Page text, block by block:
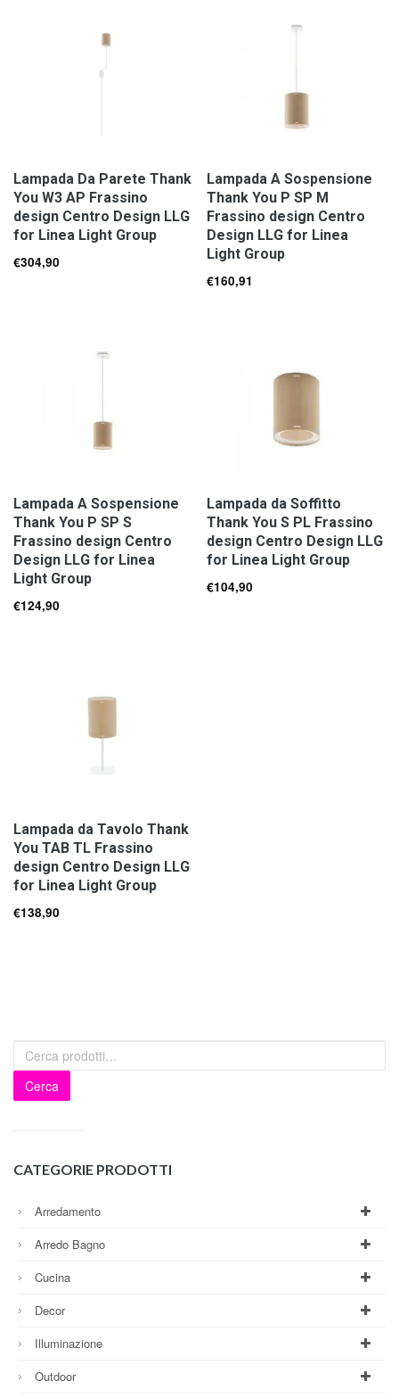
Lampada Da Parete Thank
You W3 AP Frassino
design Centro Design LLG
for Linea Light Group
€304,90
Lampada A Sospensione
Thank You P SP M
Frassino design Centro
Design LLG for Linea
Light Group
€160,91
Lampada A Sospensione
Thank You P SP S
Frassino design Centro
Design LLG for Linea
Light Group
€124,90
Lampada da Soffitto
Thank You S PL Frassino
design Centro Design LLG
for Linea Light Group
€104,90
Lampada da Tavolo Thank
You TAB TL Frassino
design Centro Design LLG
for Linea Light Group
€138,90
Cerca
CATEGORIE PRODOTTI
Arredamento
Arredo Bagno
Cucina
Decor
Illuminazione
Outdoor